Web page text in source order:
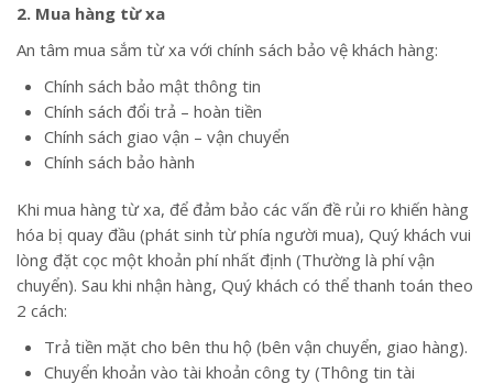
2. Mua hàng từ xa
An tâm mua sắm từ xa với chính sách bảo vệ khách hàng:
Chính sách bảo mật thông tin
Chính sách đổi trả – hoàn tiền
Chính sách giao vận – vận chuyển
Chính sách bảo hành
Khi mua hàng từ xa, để đảm bảo các vấn đề rủi ro khiến hàng
hóa bị quay đầu (phát sinh từ phía người mua), Quý khách vui
lòng đặt cọc một khoản phí nhất định (Thường là phí vận
chuyển). Sau khi nhận hàng, Quý khách có thể thanh toán theo
2 cách:
Trả tiền mặt cho bên thu hộ (bên vận chuyển, giao hàng).
Chuyển khoản vào tài khoản công ty (Thông tin tài